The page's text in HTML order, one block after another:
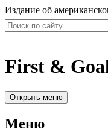
Издание об
First &
Открыть меню
Меню